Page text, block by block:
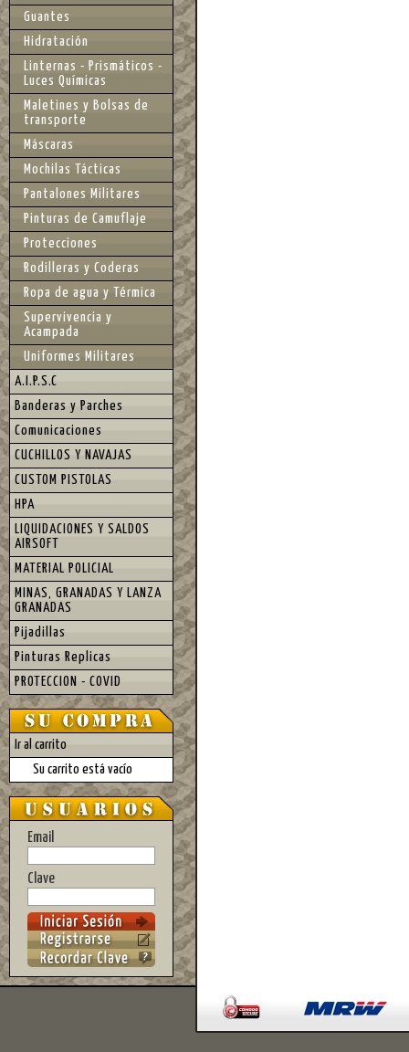
Guantes
Hidratación
Linternas - Prismáticos -
Luces Químicas
Maletines y Bolsas de
transporte
Máscaras
Mochilas Tácticas
Pantalones Militares
Pinturas de Camuflaje
Protecciones
Rodilleras y Coderas
Ropa de agua y Térmica
Supervivencia y
Acampada
Uniformes Militares
A.I.P.S.C
Banderas y Parches
Comunicaciones
CUCHILLOS Y NAVAJAS
CUSTOM PISTOLAS
HPA
LIQUIDACIONES Y SALDOS
AIRSOFT
MATERIAL POLICIAL
MINAS, GRANADAS Y LANZA
GRANADAS
Pijadillas
Pinturas Replicas
PROTECCION - COVID
Ir al carrito
Su carrito está vacío
Email
Clave